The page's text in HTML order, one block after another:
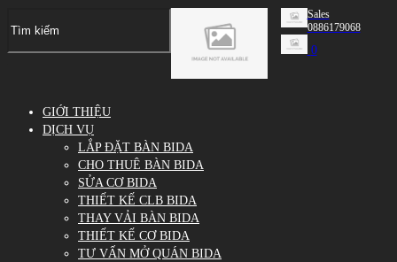
Sales
0886179068
0
GIỚI THIỆU
DỊCH VỤ
LẮP ĐẶT BÀN BIDA
CHO THUÊ BÀN BIDA
SỬA CƠ BIDA
THIẾT KẾ CLB BIDA
THAY VẢI BÀN BIDA
THIẾT KẾ CƠ BIDA
TƯ VẤN MỞ QUÁN BIDA